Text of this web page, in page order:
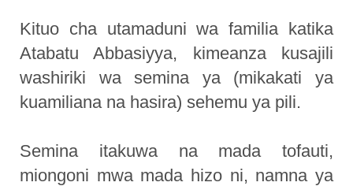
Kituo cha utamaduni wa familia katika
Atabatu Abbasiyya, kimeanza kusajili
washiriki wa semina ya (mikakati ya
kuamiliana na hasira) sehemu ya pili.
Semina itakuwa na mada tofauti,
miongoni mwa mada hizo ni, namna ya